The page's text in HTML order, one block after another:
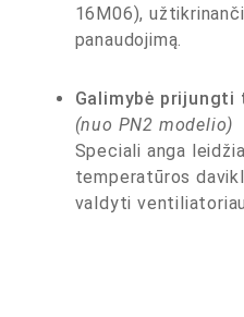
16M06),
panaudojimą.
Galimybė
(nuo PN2 modelio)
Speciali anga
temperatūros
valdyti